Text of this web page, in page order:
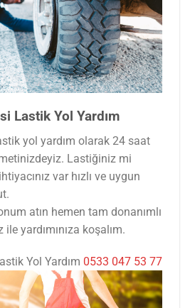
Lastik Yol Yardım
yol yardım olarak 24 saat
Lastiğiniz mi
var hızlı ve uygun
atın hemen tam donanımlı
yardımınıza koşalım.
Yol Yardım 0533 047 53 77